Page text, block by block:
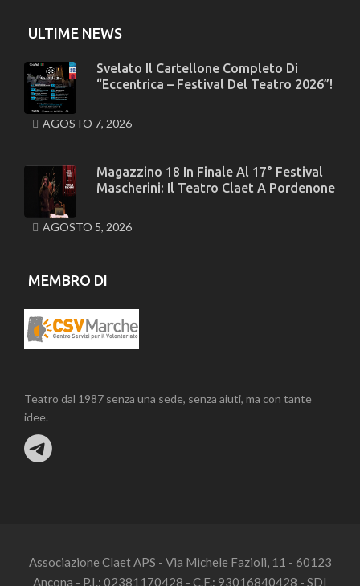
ULTIME NEWS
Svelato Il Cartellone Completo Di
“Eccentrica – Festival Del Teatro 2026”!
AGOSTO 7, 2026
Magazzino 18 In Finale Al 17° Festival
Mascherini: Il Teatro Claet A Pordenone
AGOSTO 5, 2026
MEMBRO DI
Teatro dal 1987 senza una sede, senza aiuti, ma con tante
idee.
Associazione Claet APS - Via Michele Fazioli, 11 - 60123
Ancona - P.I.: 02381170428 - C.F.: 93016840428 - SDI